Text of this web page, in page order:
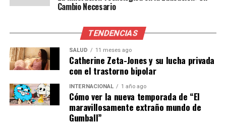
global, especialmente en
términos de suministro de
petróleo.”
Por su parte, la ONU y varios países han instado a ambas
partes a cesar las hostilidades y retomar las
negociaciones de paz. El Secretario General de la ONU,
António Guterres, declaró recientemente:
Cambio Necesario
TENDENCIAS
SALUD 11 meses ago
Catherine Zeta-Jones y su lucha privada
con el trastorno bipolar
INTERNACIONAL 1 año ago
Cómo ver la nueva temporada de “El
maravillosamente extraño mundo de
Gumball”